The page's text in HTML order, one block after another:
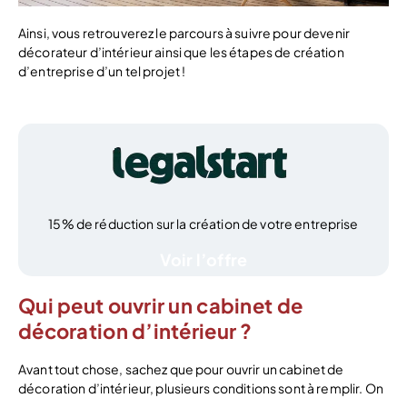
Ainsi, vous retrouverez le parcours à suivre pour devenir
décorateur d’intérieur ainsi que les étapes de création
d’entreprise d’un tel projet !
15% de réduction sur la création de votre entreprise
Qui peut ouvrir un cabinet de
décoration d’intérieur ?
Avant tout chose, sachez que pour ouvrir un cabinet de
décoration d’intérieur, plusieurs conditions sont à remplir. On